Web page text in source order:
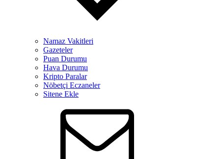
Namaz Vakitleri
Gazeteler
Puan Durumu
Hava Durumu
Kripto Paralar
Nöbetçi Eczaneler
Sitene Ekle